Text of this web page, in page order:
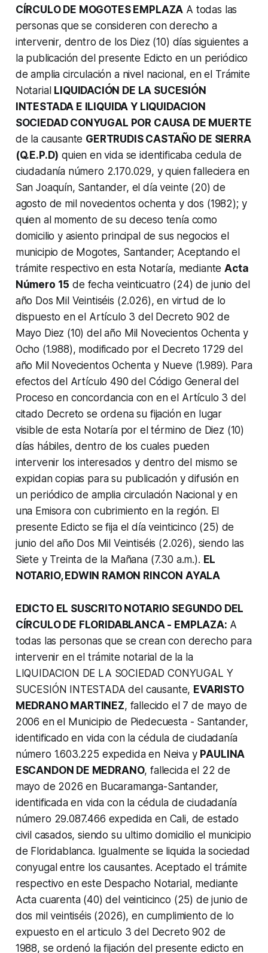
CÍRCULO DE MOGOTES EMPLAZA A todas las
personas que se consideren con derecho a
intervenir, dentro de los Diez (10) días siguientes a
la publicación del presente Edicto en un periódico
de amplia circulación a nivel nacional, en el Trámite
Notarial LIQUIDACIÓN DE LA SUCESIÓN
INTESTADA E ILIQUIDA Y LIQUIDACION
SOCIEDAD CONYUGAL POR CAUSA DE MUERTE
de la causante GERTRUDIS CASTAÑO DE SIERRA
(Q.E.P.D) quien en vida se identificaba cedula de
ciudadanía número 2.170.029, y quien falleciera en
San Joaquín, Santander, el día veinte (20) de
agosto de mil novecientos ochenta y dos (1982); y
quien al momento de su deceso tenía como
domicilio y asiento principal de sus negocios el
municipio de Mogotes, Santander; Aceptando el
trámite respectivo en esta Notaría, medianteActa
Número 15 de fecha veinticuatro (24) de junio del
año Dos Mil Veintiséis (2.026), en virtud de lo
dispuesto en el Artículo 3 del Decreto 902 de
Mayo Diez (10) del año Mil Novecientos Ochenta y
Ocho (1.988), modificado por el Decreto 1729 del
año Mil Novecientos Ochenta y Nueve (1.989). Para
efectos del Artículo 490 del Código General del
Proceso en concordancia con en el Artículo 3 del
citado Decreto se ordena su fijación en lugar
visible de esta Notaría por el término de Diez (10)
días hábiles, dentro de los cuales pueden
intervenir los interesados y dentro del mismo se
expidan copias para su publicación y difusión en
un periódico de amplia circulación Nacional y en
una Emisora con cubrimiento en la región. El
presente Edicto se fija el día veinticinco (25) de
junio del año Dos Mil Veintiséis (2.026), siendo las
Siete y Treinta de la Mañana (7.30 a.m.). EL
NOTARIO, EDWIN RAMON RINCON AYALA
EDICTO EL SUSCRITO NOTARIO SEGUNDO DEL
CÍRCULO DE FLORIDABLANCA - EMPLAZA: A
todas las personas que se crean con derecho para
intervenir en el trámite notarial de la la
LIQUIDACION DE LA SOCIEDAD CONYUGAL Y
SUCESIÓN INTESTADA del causante, EVARISTO
MEDRANO MARTINEZ, fallecido el 7 de mayo de
2006 en el Municipio de Piedecuesta - Santander,
identificado en vida con la cédula de ciudadanía
número 1.603.225 expedida en Neiva y PAULINA
ESCANDON DE MEDRANO, fallecida el 22 de
mayo de 2026 en Bucaramanga-Santander,
identificada en vida con la cédula de ciudadanía
número 29.087.466 expedida en Cali, de estado
civil casados, siendo su ultimo domicilio el municipio
de Floridablanca. Igualmente se liquida la sociedad
conyugal entre los causantes. Aceptado el trámite
respectivo en este Despacho Notarial, mediante
Acta cuarenta (40) del veinticinco (25) de junio de
dos mil veintiséis (2026), en cumplimiento de lo
expuesto en el articulo 3 del Decreto 902 de
1988, se ordenó la fijación del presente edicto en